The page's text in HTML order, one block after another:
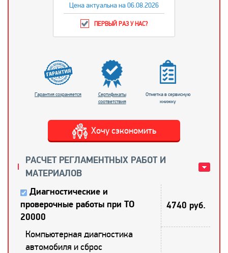
Цена актуальна на 06.08.2026
ПЕРВЫЙ РАЗ У НАС?
Гарантия сохраняется
Сертификаты
соответствия
Отметка в сервисную
книжку
Хочу сэкономить
РАСЧЕТ РЕГЛАМЕНТНЫХ РАБОТ И
МАТЕРИАЛОВ
Диагностические и
проверочные работы при ТО
20000
4740 руб.
Компьютерная диагностика
автомобиля и сброс